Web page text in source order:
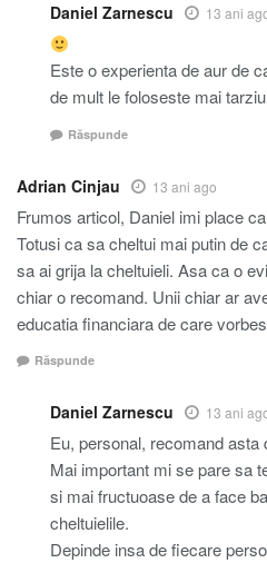
Daniel Zarnescu 13 ani
Este o experienta de aur de
de mult le foloseste mai
Răspunde
Adrian Cinjau 13 ani ago
Frumos articol, Daniel imi place
Totusi ca sa cheltui mai putin de
sa ai grija la cheltuieli. Asa ca o
chiar o recomand. Unii chiar ar
educatia financiara de care
Răspunde
Daniel Zarnescu 13 ani
Eu, personal, recomand asta
Mai important mi se pare sa
si mai fructuoase de a face
cheltuielile.
Depinde insa de fiecare